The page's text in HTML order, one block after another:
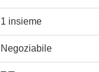
1 insieme
Negoziabile